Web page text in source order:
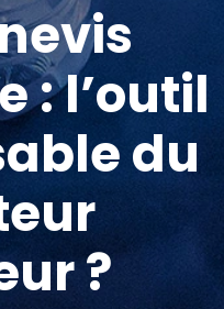
: l’outil
du
?